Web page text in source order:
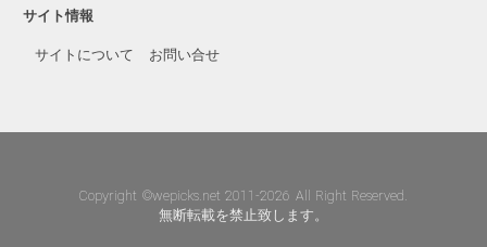
サイト情報
サイトについて お問い合せ
Copyright ©wepicks.net 2011-2026 All Right Reserved.
無断転載を禁止致します。